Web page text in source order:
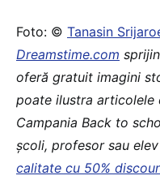
Foto: © Tanasin
Dreamstime.com
oferă gratuit imagini
poate ilustra
Campania Back to
școli, profesor sau elev
calitate cu 50%